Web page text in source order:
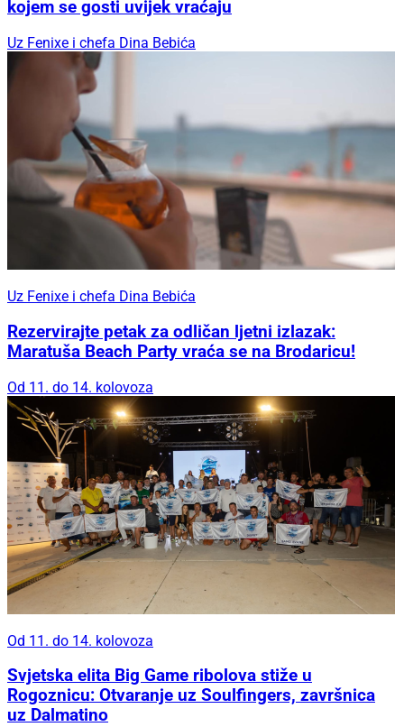
kojem se gosti uvijek vraćaju
Uz Fenixe i chefa Dina Bebića
Uz Fenixe i chefa Dina Bebića
Rezervirajte petak za odličan ljetni izlazak:
Maratuša Beach Party vraća se na Brodaricu!
Od 11. do 14. kolovoza
Od 11. do 14. kolovoza
Svjetska elita Big Game ribolova stiže u
Rogoznicu: Otvaranje uz Soulfingers, završnica
uz Dalmatino